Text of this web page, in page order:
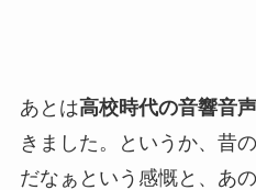
あとは高校時代の音響音
きました。というか、昔
だなぁという感慨と、あ